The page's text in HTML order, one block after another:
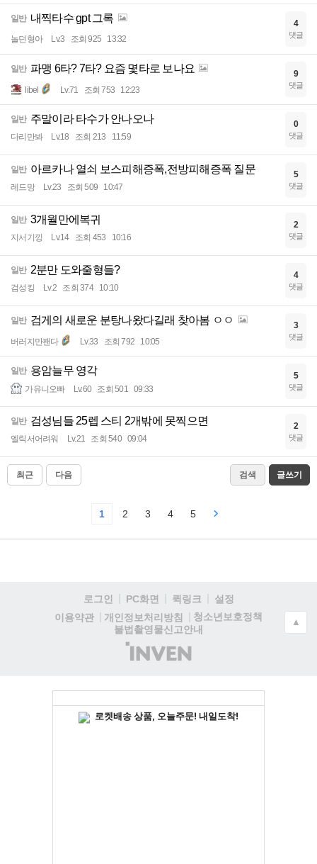
일반 내찍타수 gpt 그록
놀던형아 Lv.3 조회 925 13:32
4
댓글
일반 파맹 6타? 7타? 요즘 몇타로 보나요
libel Lv.71 조회 753 12:23
9
댓글
일반 주말이라 타수가 안나오나
다리만봐 Lv.18 조회 213 11:59
0
댓글
일반 아르카나 열쇠 보스피해증폭,전방피해증폭 질문
레드망 Lv.23 조회 509 10:47
5
댓글
일반 3개월만에복귀
지서기낑 Lv.14 조회 453 10:16
2
댓글
일반 2분만 도와줄형들?
검성킹 Lv.2 조회 374 10:10
4
댓글
일반 검게의 새로운 분탕나왔다길래 찾아봄 ㅇㅇ
버러지만팬다 Lv.33 조회 792 10:05
3
댓글
일반 용암늘무 영각
가유니오빠 Lv.60 조회 501 09:33
5
댓글
일반 검성님들 25렙 스티 2개밖에 못찍으면
엘릭서어려워 Lv.21 조회 540 09:04
2
댓글
최근 다음 검색 글쓰기
1 2 3 4 5
로그인 PC화면 퀵링크
설정
이용약관
개인정보처리방침
청소년보호정책
불법촬영물신고안내
(주)
인
▲